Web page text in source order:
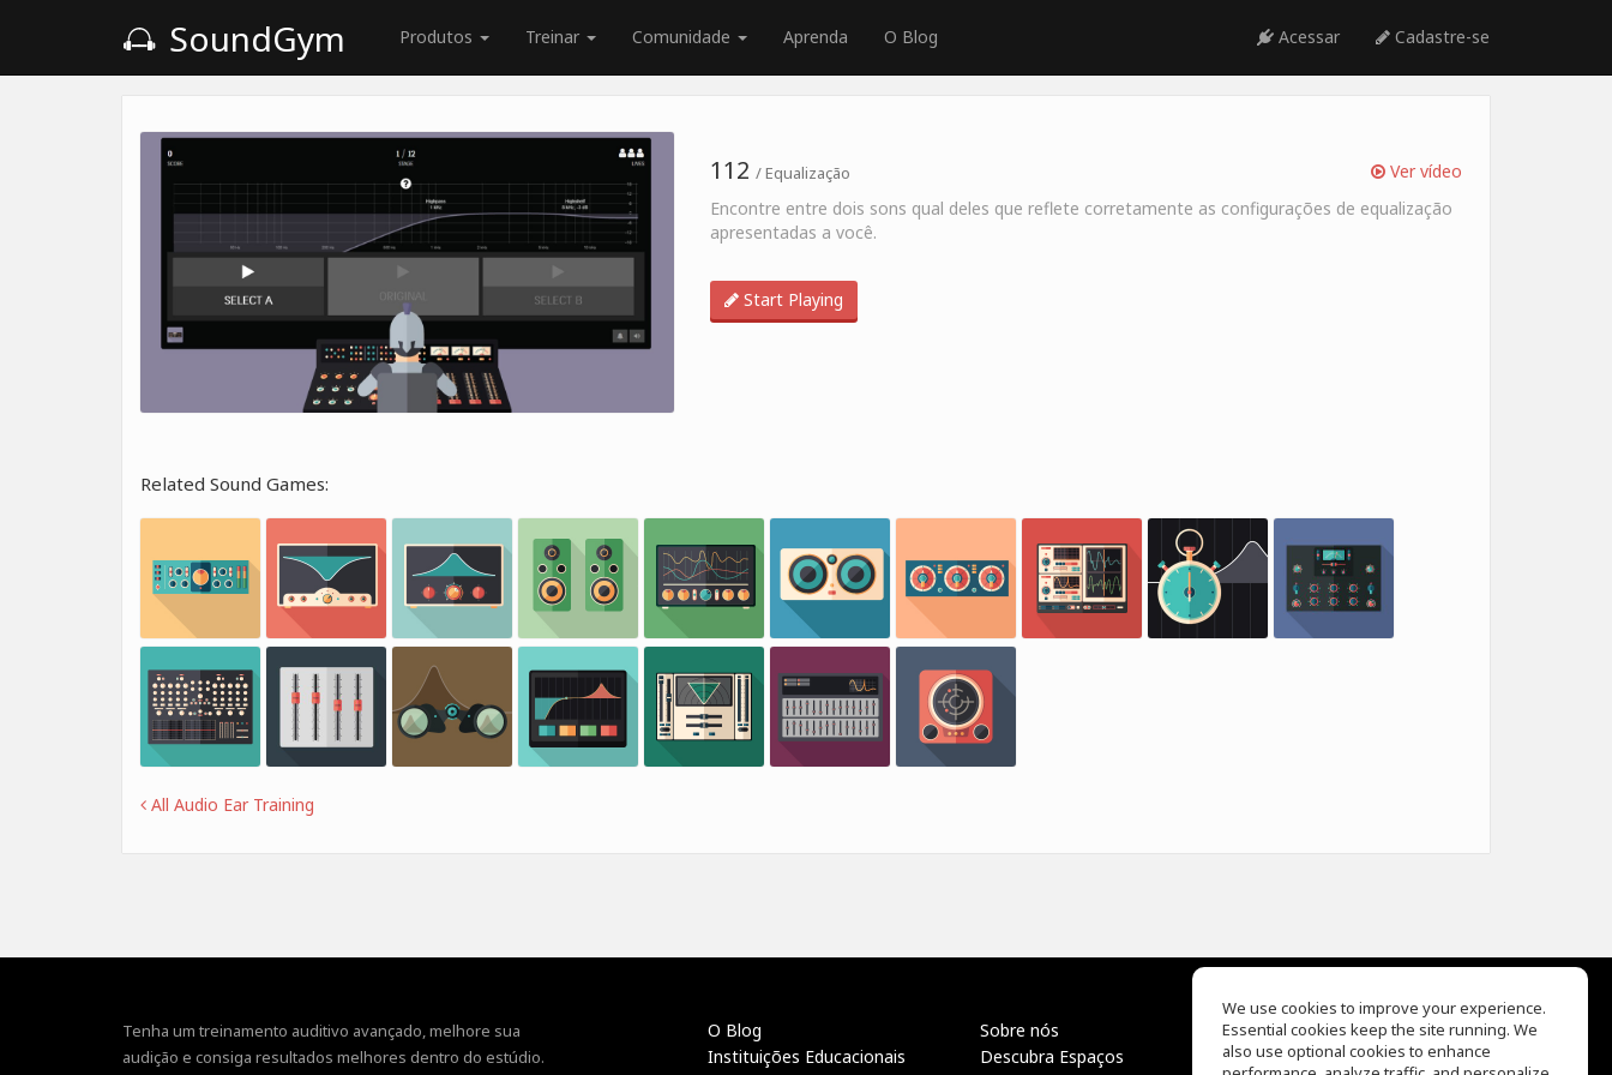
SoundGym Produtos Treinar Comunidade Aprenda O Blog Acessar Cadastre-se
Ver vídeo
112 / Equalização
Encontre entre dois sons qual deles que reflete corretamente as configurações de equalização
apresentadas a você.
Start Playing
Related Sound Games:
All Audio Ear Training
Tenha um treinamento auditivo avançado, melhore sua
audição e consiga resultados melhores dentro do estúdio.
O Blog
Instituições Educacionais
Sobre nós
Descubra Espaços
EQ Ear Training
Drum Machine
We use cookies to improve your experience.
Essential cookies keep the site running. We
also use optional cookies to enhance